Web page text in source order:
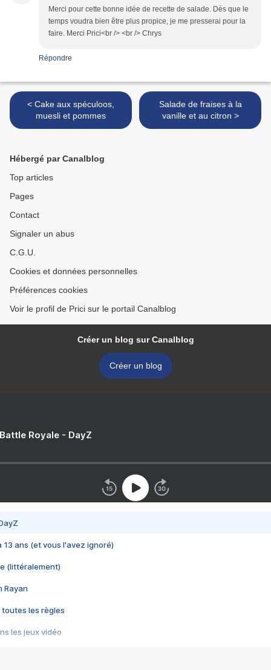
Merci pour cette bonne idée de recette de salade. Dès que le
temps voudra bien être plus propice, je me presserai pour la
faire. Merci Prici<br /> <br /> Chrys
Répondre
< Cake aux spéculoos,
muesli et pommes
Salade de fraises à la
vanille et au citron >
Hébergé par Canalblog
Top articles
Pages
Contact
Signaler un abus
C.G.U.
Cookies et données personnelles
Préférences cookies
Voir le profil de Prici sur le portail Canalblog
Créer un blog sur Canalblog
Créer un blog
Royale - DayZ
13 ans (et vous l'avez ignoré)
(littéralement)
Rayan
toutes les règles
les jeux vidéo